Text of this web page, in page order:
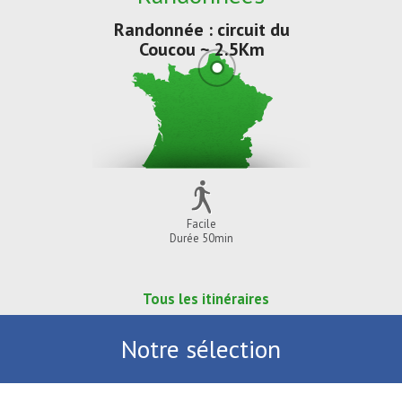
Randonnée : circuit du
Coucou ~ 2.5Km
Facile
Durée 50min
Tous les itinéraires
Notre sélection